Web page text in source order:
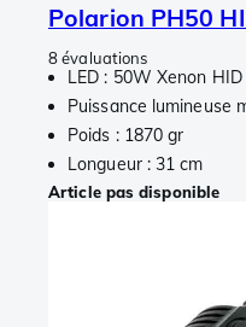
Polarion PH50
8 évaluations
LED : 50W Xenon HID
Puissance lumineuse
Poids : 1870 gr
Longueur : 31 cm
Article pas disponible